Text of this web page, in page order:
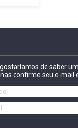
de saber
confirme seu e-mail